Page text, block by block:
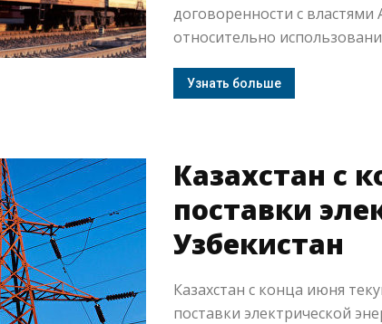
договоренности с
относительно
Узнать больше
Казахстан с
поставки
Узбекистан
Казахстан с конца июня
поставки электрической